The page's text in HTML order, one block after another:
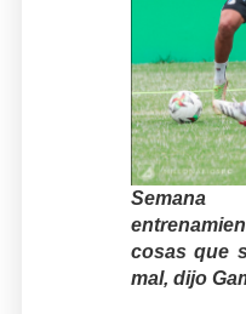
cosas que
mal, dijo